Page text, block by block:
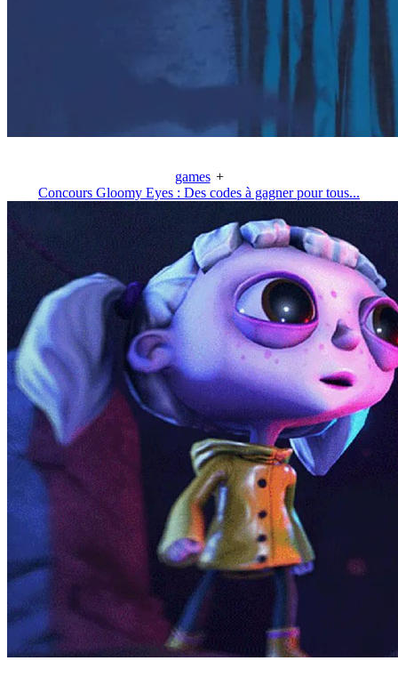
games +
Concours Gloomy Eyes : Des codes à gagner pour tous...